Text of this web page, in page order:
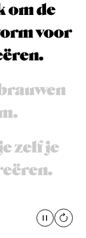
om de
voor
zelf je
Pause